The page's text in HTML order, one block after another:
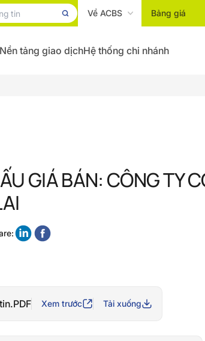
Về ACBS Bảng giá
Nền tảng giao dịchHệ thống chi nhánh
GIÁ BÁN: CÔNG TY
Xem trước Tải xuống